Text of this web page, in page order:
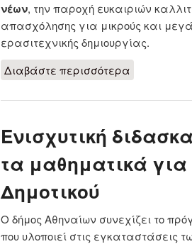
νέων, την παροχή ευκαιριών
απασχόλησης για μικρούς και
ερασιτεχνικής δημιουργίας.
Διαβάστε περισσότερα
Ενισχυτική
τα μαθηματικά για
Δημοτικού
Ο δήμος Αθηναίων συνεχίζει το
που υλοποιεί στις εγκαταστάσεις